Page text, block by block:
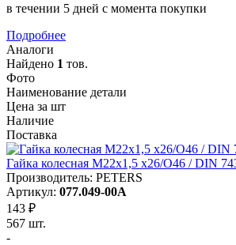
в течении 5 дней с момента покупки
Подробнее
Аналоги
Найдено 1 тов.
Фото
Наименование детали
Цена за шт
Наличие
Поставка
Гайка колесная M22x1,5 x26/O46 / DIN
Производитель: PETERS
Артикул: 077.049-00A
143 ₽
567 шт.
-